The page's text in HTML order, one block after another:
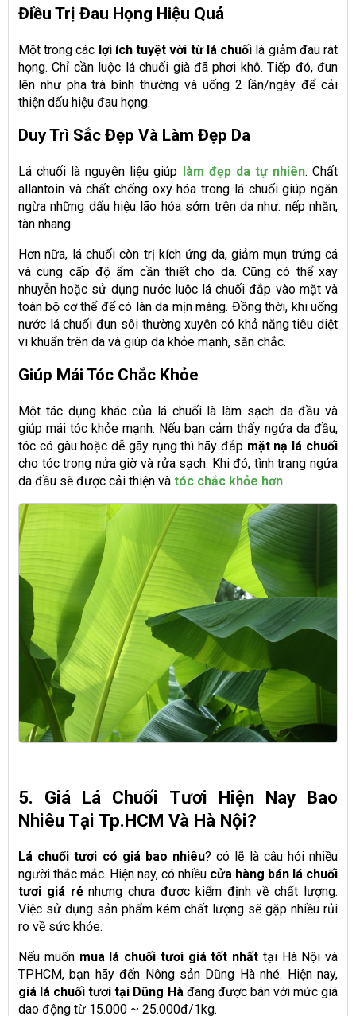
Điều Trị Đau Họng Hiệu Quả
Một trong các lợi ích tuyệt vời từ lá chuối là giảm đau rát
họng. Chỉ cần luộc lá chuối già đã phơi khô. Tiếp đó, đun
lên như pha trà bình thường và uống 2 lần/ngày để cải
thiện dấu hiệu đau họng.
Duy Trì Sắc Đẹp Và Làm Đẹp Da
Lá chuối là nguyên liệu giúp làm đẹp da tự nhiên. Chất
allantoin và chất chống oxy hóa trong lá chuối giúp ngăn
ngừa những dấu hiệu lão hóa sớm trên da như: nếp nhăn,
tàn nhang.
Hơn nữa, lá chuối còn trị kích ứng da, giảm mụn trứng cá
và cung cấp độ ẩm cần thiết cho da. Cũng có thể xay
nhuyễn hoặc sử dụng nước luộc lá chuối đắp vào mặt và
toàn bộ cơ thể để có làn da mịn màng. Đồng thời, khi uống
nước lá chuối đun sôi thường xuyên có khả năng tiêu diệt
vi khuẩn trên da và giúp da khỏe mạnh, săn chắc.
Giúp Mái Tóc Chắc Khỏe
Một tác dụng khác của lá chuối là làm sạch da đầu và
giúp mái tóc khỏe mạnh. Nếu bạn cảm thấy ngứa da đầu,
tóc có gàu hoặc dễ gãy rụng thì hãy đắp mặt nạ lá chuối
cho tóc trong nửa giờ và rửa sạch. Khi đó, tình trạng ngứa
da đầu sẽ được cải thiện và tóc chắc khỏe hơn.
5. Giá Lá Chuối Tươi Hiện Nay Bao
Nhiêu Tại Tp.HCM Và Hà Nội?
Lá chuối tươi có giá bao nhiêu? có lẽ là câu hỏi nhiều
người thắc mắc. Hiện nay, có nhiều cửa hàng bán lá chuối
tươi giá rẻnhưng chưa được kiểm định về chất lượng.
Việc sử dụng sản phẩm kém chất lượng sẽ gặp nhiều rủi
ro về sức khỏe.
Nếu muốn mua lá chuối tươi giá tốt nhất tại Hà Nội và
TPHCM, bạn hãy đến Nông sản Dũng Hà nhé. Hiện nay,
giá lá chuối tươi tại Dũng Hàđang được bán với mức giá
dao động từ 15.000 ~ 25.000đ/1kg.